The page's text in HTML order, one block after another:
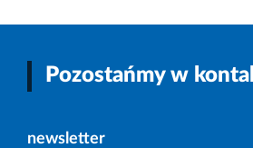
Pozostańmy w
newsletter